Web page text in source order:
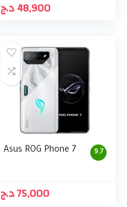
48,900د.ج
9.7
Asus ROG Phone 7
75,000د.ج